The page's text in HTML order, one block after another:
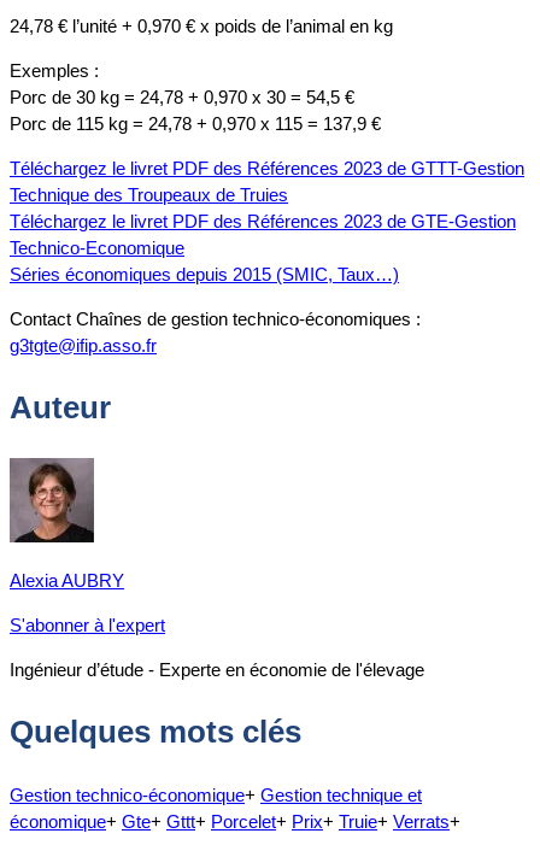
24,78 € l’unité + 0,970 € x poids de l’animal en kg
Exemples :
Porc de 30 kg = 24,78 + 0,970 x 30 = 54,5 €
Porc de 115 kg = 24,78 + 0,970 x 115 = 137,9 €
Téléchargez le livret PDF des Références 2023 de GTTT-Gestion
Technique des Troupeaux de Truies
Téléchargez le livret PDF des Références 2023 de GTE-Gestion
Technico-Economique
Séries économiques depuis 2015 (SMIC, Taux…)
Contact Chaînes de gestion technico-économiques :
g3tgte@ifip.asso.fr
Auteur
Alexia AUBRY
S'abonner à l'expert
Ingénieur d’étude - Experte en économie de l'élevage
Quelques mots clés
Gestion technico-économique+ Gestion technique et
économique+ Gte+ Gttt+ Porcelet+ Prix+ Truie+ Verrats+